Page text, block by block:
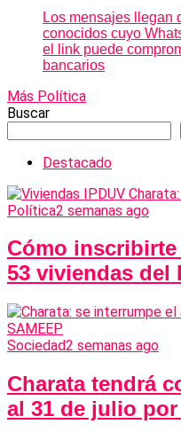
Los mensajes llegan
conocidos cuyo
el link puede
bancarios
Más Política
Buscar
Destacado
Política2 semanas ago
Cómo
53 viviendas del
Sociedad2 semanas ago
Charata tendrá
al 31 de julio